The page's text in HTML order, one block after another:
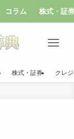
コラム 株式・証
株式・証券 クレ